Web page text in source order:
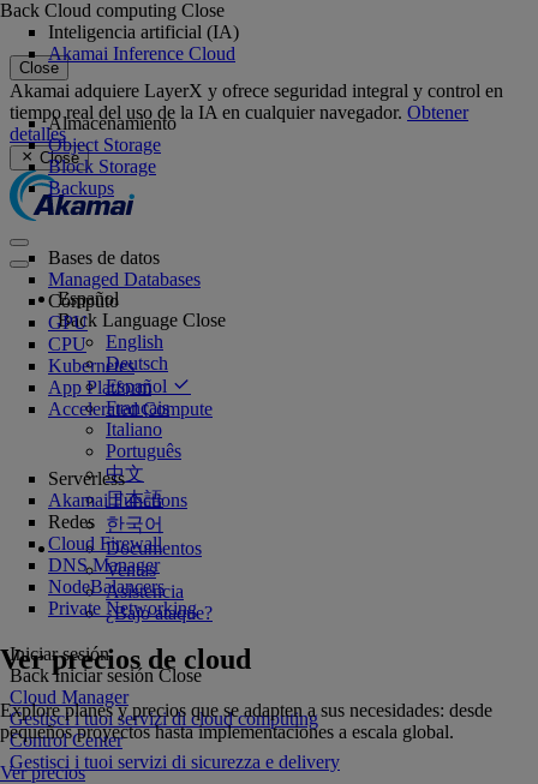
Close
Akamai adquiere LayerX y ofrece seguridad integral y control en
tiempo real del uso de la IA en cualquier navegador. Obtener
detalles
Close
Español
Back Language Close
English
Deutsch
Español
Français
Italiano
Português
中文
日本語
한국어
Documentos
Ventas
Asistencia
¿Bajo ataque?
Iniciar sesión
Back Iniciar sesión Close
Cloud Manager
Gestisci i tuoi servizi di cloud computing
Control Center
Gestisci i tuoi servizi di sicurezza e delivery
Back Cloud computing Close
Inteligencia artificial (IA)
Akamai Inference Cloud
Almacenamiento
Object Storage
Block Storage
Backups
Bases de datos
Managed Databases
Cómputo
GPU
CPU
Kubernetes
App Platform
Accelerated Compute
Serverless
Akamai Functions
Redes
Cloud Firewall
DNS Manager
NodeBalancers
Private Networking
Ver precios de cloud
Explore planes y precios que se adapten a sus necesidades: desde
pequeños proyectos hasta implementaciones a escala global.
Ver precios